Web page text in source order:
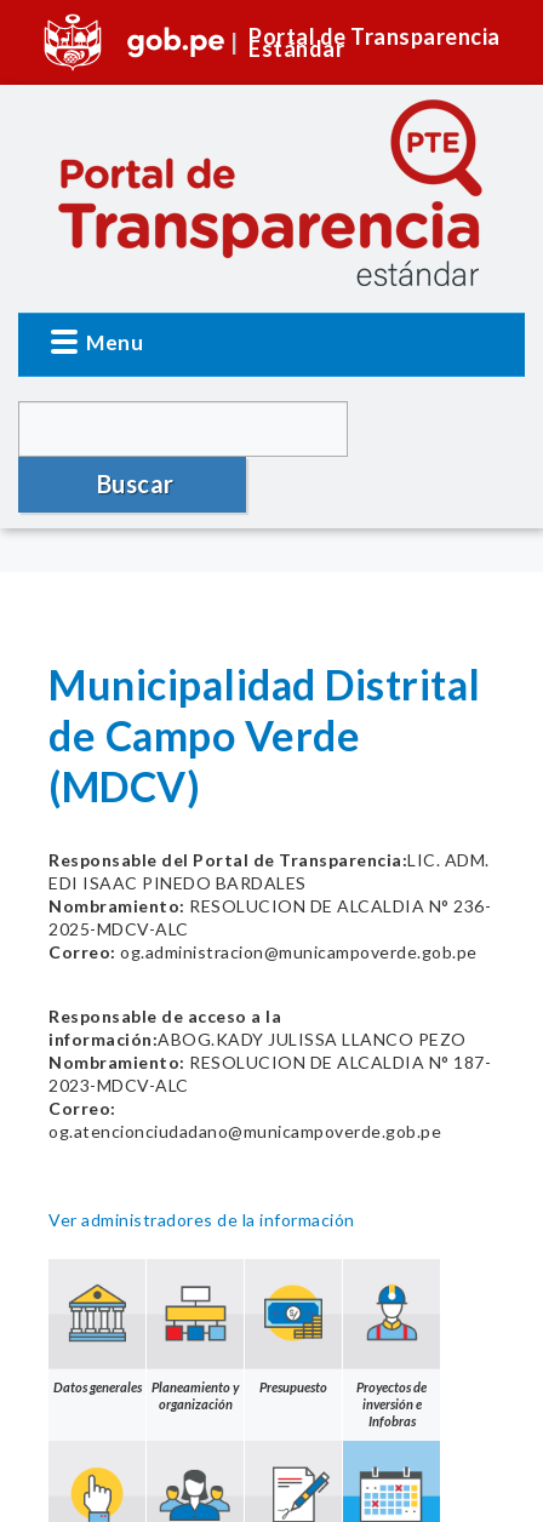
Portal de Transparencia
Estándar
Menu
Buscar
Municipalidad Distrital
de Campo Verde
(MDCV)
Responsable del Portal de Transparencia:LIC. ADM.
EDI ISAAC PINEDO BARDALES
Nombramiento: RESOLUCION DE ALCALDIA N° 236-
2025-MDCV-ALC
Correo: og.administracion@municampoverde.gob.pe
Responsable de acceso a la
información:ABOG.KADY JULISSA LLANCO PEZO
Nombramiento: RESOLUCION DE ALCALDIA N° 187-
2023-MDCV-ALC
Correo:
og.atencionciudadano@municampoverde.gob.pe
Ver administradores de la información
Datos generales
Planeamiento y
organización
Presupuesto
Proyectos de
inversión e
Infobras